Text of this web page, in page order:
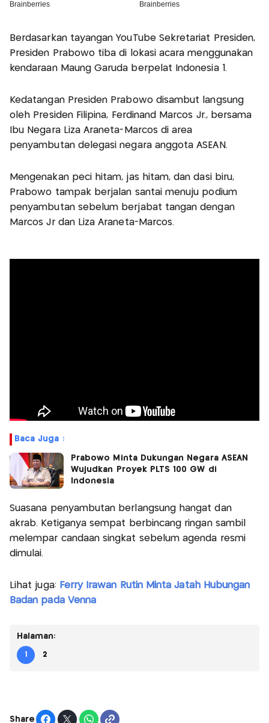
Berdasarkan tayangan YouTube Sekretariat Presiden,
Presiden Prabowo tiba di lokasi acara menggunakan
kendaraan Maung Garuda berpelat Indonesia 1.
Kedatangan Presiden Prabowo disambut langsung
oleh Presiden Filipina, Ferdinand Marcos Jr., bersama
Ibu Negara Liza Araneta-Marcos di area
penyambutan delegasi negara anggota ASEAN.
Mengenakan peci hitam, jas hitam, dan dasi biru,
Prabowo tampak berjalan santai menuju podium
penyambutan sebelum berjabat tangan dengan
Marcos Jr dan Liza Araneta-Marcos.
Baca Juga :
Prabowo Minta Dukungan Negara ASEAN
Wujudkan Proyek PLTS 100 GW di
Indonesia
Suasana penyambutan berlangsung hangat dan
akrab. Ketiganya sempat berbincang ringan sambil
melempar candaan singkat sebelum agenda resmi
dimulai.
Lihat juga: Ferry Irawan Rutin Minta Jatah Hubungan
Badan pada Venna
Halaman:
1 2
Share